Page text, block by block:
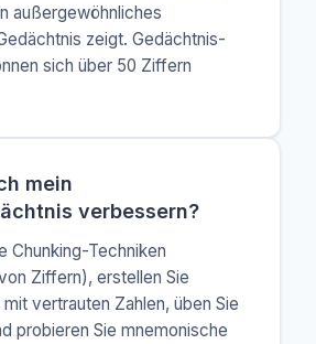
außergewöhnliches
zeigt. Gedächtnis-
sich über 50 Ziffern
mein
verbessern?
Chunking-Techniken
Ziffern), erstellen Sie
vertrauten Zahlen, üben Sie
probieren Sie mnemonische